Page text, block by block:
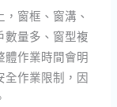
窗框、窗溝、
數量多、窗型複
體作業時間會明
全作業限制，因